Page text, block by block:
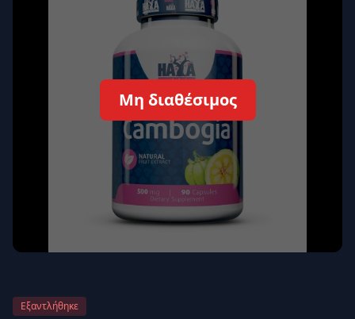
Μη διαθέσιμος
Εξαντλήθηκε
Σύνδεση
Δεν έχετε λογαριασμό; Εγγραφείτε εδώ
Ασφαλής σύνδεση